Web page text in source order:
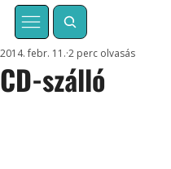
CD-szálló
2014. febr. 11. 2 perc olvasás